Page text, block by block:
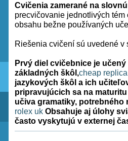
Cvičenia zamerané na
precvičovanie jednotlivých
obsahu bežne používaných
Riešenia cvičení sú uvedené v
Prvý diel cvičebnice je
základných škôl,cheap
jazykových škôl a ich
pripravujúcich sa na
učiva gramatiky,
rolex uk Obsahuje aj úlohy
často vyskytujú v externej